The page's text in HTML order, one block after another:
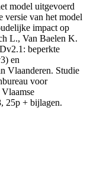
model uitgevoerd
versie van het model
impact op
L., Van Baelen K.
beperkte
en
Vlaanderen. Studie
voor
25p + bijlagen.